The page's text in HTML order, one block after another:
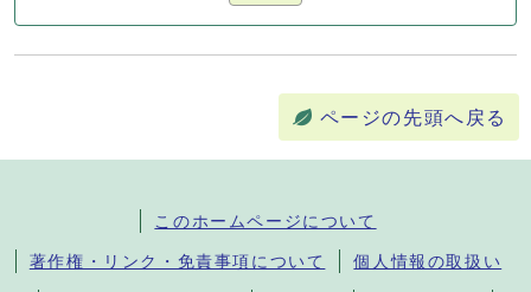
ページの先頭へ戻る
このホームページについて
著作権・リンク・免責事項について 個人情報の取扱い